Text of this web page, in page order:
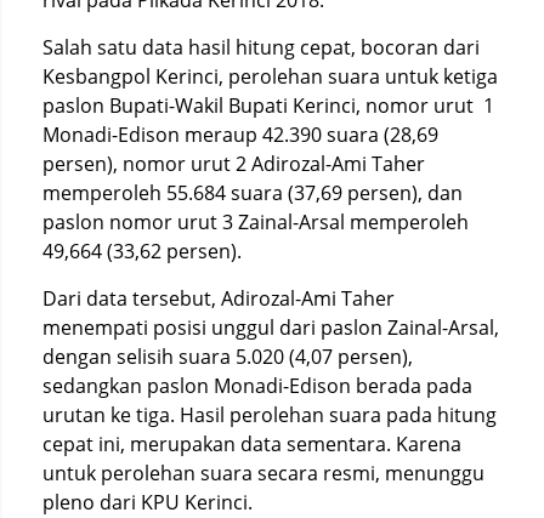
Salah satu data hasil hitung cepat, bocoran dari
Kesbangpol Kerinci, perolehan suara untuk ketiga
paslon Bupati-Wakil Bupati Kerinci, nomor urut 1
Monadi-Edison meraup 42.390 suara (28,69
persen), nomor urut 2 Adirozal-Ami Taher
memperoleh 55.684 suara (37,69 persen), dan
paslon nomor urut 3 Zainal-Arsal memperoleh
49,664 (33,62 persen).
Dari data tersebut, Adirozal-Ami Taher
menempati posisi unggul dari paslon Zainal-Arsal,
dengan selisih suara 5.020 (4,07 persen),
sedangkan paslon Monadi-Edison berada pada
urutan ke tiga. Hasil perolehan suara pada hitung
cepat ini, merupakan data sementara. Karena
untuk perolehan suara secara resmi, menunggu
pleno dari KPU Kerinci.